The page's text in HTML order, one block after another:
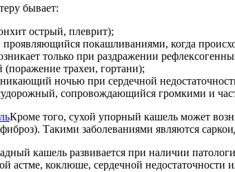
бывает:
острый, плеврит);
покашливаниями, когда
только при раздражении
трахеи, гортани);
ночью при сердечной
сопровождающийся громкими и
Кроме того, сухой упорный кашель может
Такими заболеваниями являются
кашель развивается при наличии
астме, коклюше, сердечной недостаточности